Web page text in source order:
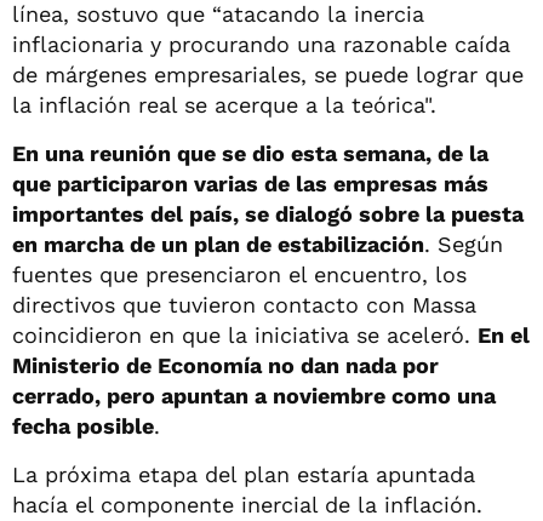
línea, sostuvo que “atacando la inercia
inflacionaria y procurando una razonable caída
de márgenes empresariales, se puede lograr que
la inflación real se acerque a la teórica".
En una reunión que se dio esta semana, de la
que participaron varias de las empresas más
importantes del país, se dialogó sobre la puesta
en marcha de un plan de estabilización. Según
fuentes que presenciaron el encuentro, los
directivos que tuvieron contacto con Massa
coincidieron en que la iniciativa se aceleró. En el
Ministerio de Economía no dan nada por
cerrado, pero apuntan a noviembre como una
fecha posible.
La próxima etapa del plan estaría apuntada
hacía el componente inercial de la inflación.